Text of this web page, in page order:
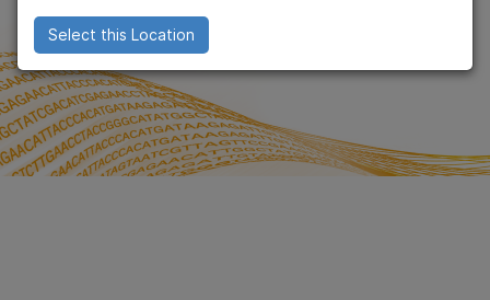
お気に入りの分野を選択
Select this Location